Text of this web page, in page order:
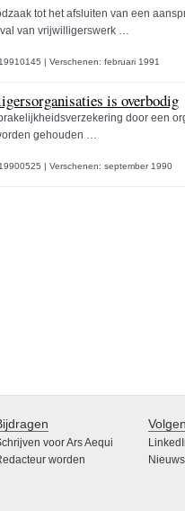
tot het afsluiten van een
van vrijwilligerswerk …
| Verschenen: februari 1991
is overbodig
door een
gehouden …
| Verschenen: september 1990
voor Ars Aequi
worden
Volgen